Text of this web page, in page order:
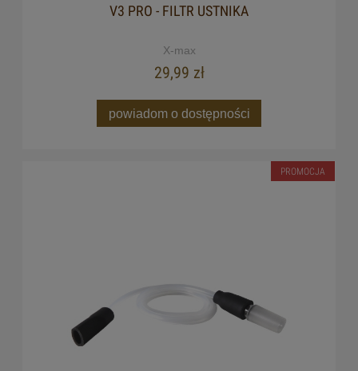
V3 PRO - FILTR USTNIKA
X-max
29,99 zł
powiadom o dostępności
PROMOCJA